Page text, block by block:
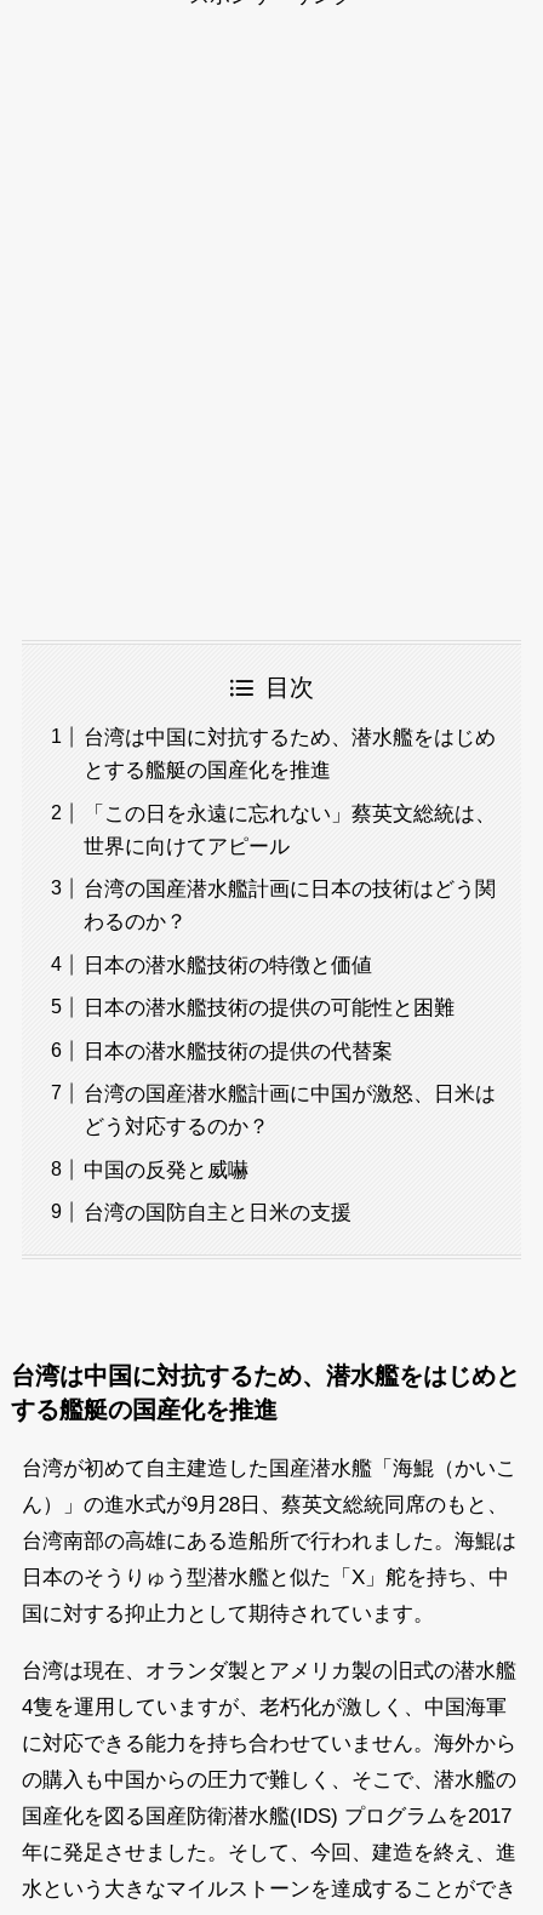
目次
台湾は中国に対抗するため、潜水艦をはじめ
とする艦艇の国産化を推進
「この日を永遠に忘れない」蔡英文総統は、
世界に向けてアピール
台湾の国産潜水艦計画に日本の技術はどう関
わるのか？
日本の潜水艦技術の特徴と価値
日本の潜水艦技術の提供の可能性と困難
日本の潜水艦技術の提供の代替案
台湾の国産潜水艦計画に中国が激怒、日米は
どう対応するのか？
中国の反発と威嚇
台湾の国防自主と日米の支援
台湾は中国に対抗するため、潜水艦をはじめと
する艦艇の国産化を推進
台湾が初めて自主建造した国産潜水艦「海鯤（かいこ
ん）」の進水式が9月28日、蔡英文総統同席のもと、
台湾南部の高雄にある造船所で行われました。海鯤は
日本のそうりゅう型潜水艦と似た「X」舵を持ち、中
国に対する抑止力として期待されています。
台湾は現在、オランダ製とアメリカ製の旧式の潜水艦
4隻を運用していますが、老朽化が激しく、中国海軍
に対応できる能力を持ち合わせていません。海外から
の購入も中国からの圧力で難しく、そこで、潜水艦の
国産化を図る国産防衛潜水艦(IDS) プログラムを2017
年に発足させました。そして、今回、建造を終え、進
水という大きなマイルストーンを達成することができ